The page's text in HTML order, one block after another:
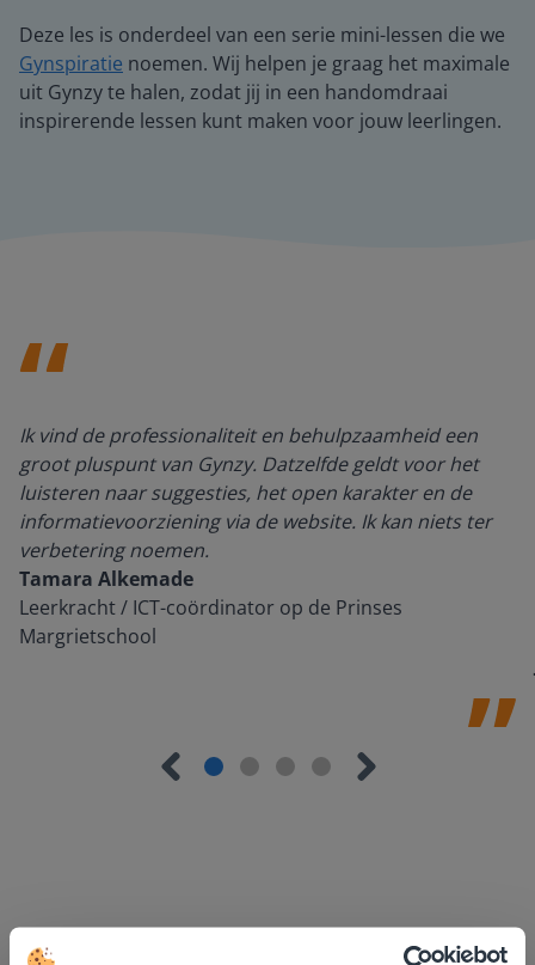
Deze les is onderdeel van een serie mini-lessen die we
Gynspiratie noemen. Wij helpen je graag het maximale
uit Gynzy te halen, zodat jij in een handomdraai
inspirerende lessen kunt maken voor jouw leerlingen.
Ik vind de professionaliteit en behulpzaamheid een
groot pluspunt van Gynzy. Datzelfde geldt voor het
luisteren naar suggesties, het open karakter en de
informatievoorziening via de website. Ik kan niets ter
verbetering noemen.
Tamara Alkemade
Leerkracht / ICT-coördinator op de Prinses
Margrietschool
Ontdek meer!